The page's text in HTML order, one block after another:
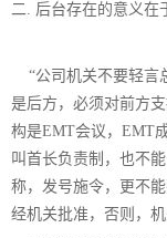
二. 后台存在的意义在
“公司机关不要轻言
是后方，必须对前方
构是EMT会议，EMT
叫首长负责制，也不
称，发号施令，更不
经机关批准，否则，